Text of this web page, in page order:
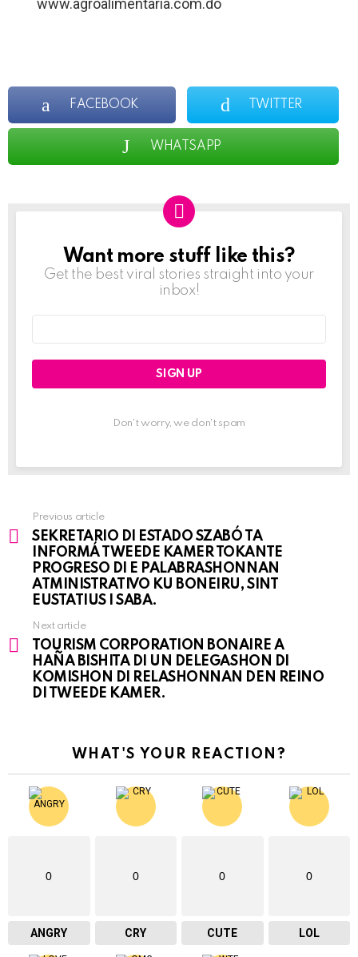
FACEBOOK TWITTER
WHATSAPP
NEWSLETTER
Want more stuff like this?
Get the best viral stories straight into your
inbox!
Don't worry, we don't spam
See
more
Previous article
SEKRETARIO DI ESTADO SZABÓ TA
INFORMÁ TWEEDE KAMER TOKANTE
PROGRESO DI E PALABRASHONNAN
ATMINISTRATIVO KU BONEIRU, SINT
EUSTATIUS I SABA.
Next article
TOURISM CORPORATION BONAIRE A
HAÑA BISHITA DI UN DELEGASHON DI
KOMISHON DI RELASHONNAN DEN REINO
DI TWEEDE KAMER.
WHAT'S YOUR REACTION?
0
ANGRY
0
CRY
0
CUTE
0
LOL